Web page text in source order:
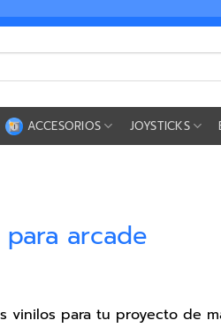
ACCESORIOS JOYSTICKS
arcade
vinilos para tu proyecto de